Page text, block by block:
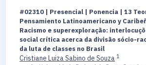
#02310 | Presencial | Ponencia | 13
Pensamiento Latinoamericano y
Racismo e superexploração:
social crítica acerca da divisão sócio-
da luta de classes no Brasil
Cristiane Luiza Sabino de Souza 1